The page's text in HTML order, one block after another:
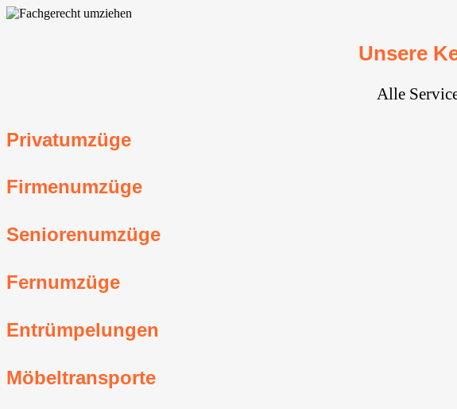
Unsere
Alle
Privatumzüge
Firmenumzüge
Seniorenumzüge
Fernumzüge
Entrümpelungen
Möbeltransporte